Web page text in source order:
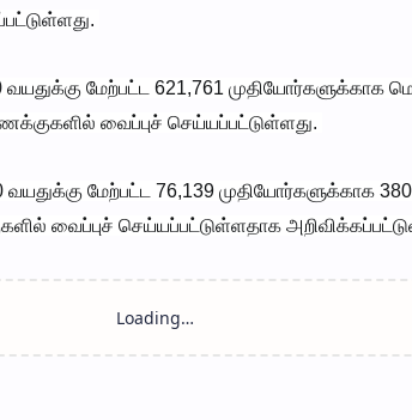
மேற்பட்ட 621,761 முதியோர்களுக்காக
வைப்புச் செய்யப்பட்டுள்ளது.
மேற்பட்ட 76,139 முதியோர்களுக்காக
வைப்புச் செய்யப்பட்டுள்ளதாக